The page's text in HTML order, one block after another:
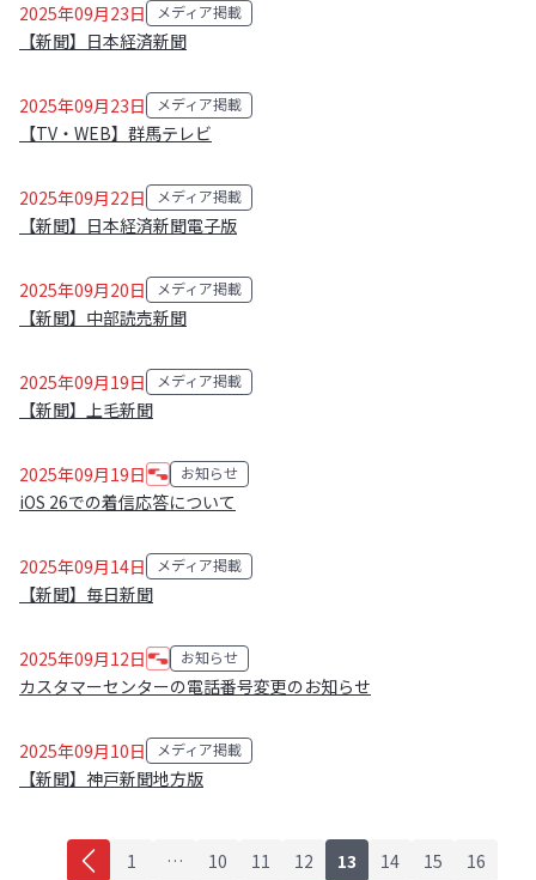
【新聞】日本経済新聞
2025年09月23日 カテゴリ:
メディア掲載
【TV・WEB】群馬テレビ
2025年09月23日 カテゴリ:
メディア掲載
【新聞】日本経済新聞電子版
2025年09月22日 カテゴリ:
メディア掲載
【新聞】中部読売新聞
2025年09月20日 カテゴリ:
メディア掲載
【新聞】上毛新聞
2025年09月19日 カテゴリ:
メディア掲載
iOS 26での着信応答について
2025年09月19日 カテゴリ:
お知らせ
【新聞】毎日新聞
2025年09月14日 カテゴリ:
メディア掲載
カスタマーセンターの電話番号変更のお知らせ
2025年09月12日 カテゴリ:
お知らせ
【新聞】神戸新聞地方版
2025年09月10日 カテゴリ:
メディア掲載
1 … 10 11 12 13 14 15 16